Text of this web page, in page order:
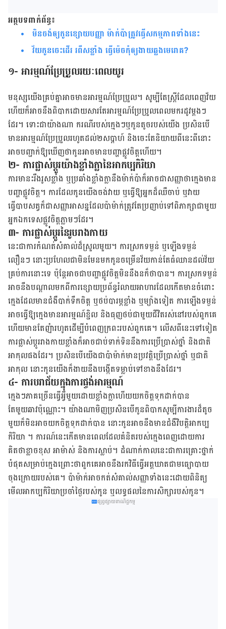
អត្ថបទពាក់ព័ន្ធ៖
មិនចង់ឲ្យកូនខ្សោយបញ្ញា ម៉ាក់ប៉ាត្រូវធ្វើសកម្មភាពទាំងនេះ
វ័យកូនចេះដើរ រពឹសខ្លាំង ធ្វើម៉េចកុំឲ្យងាយឆ្លងមេរោគ?
១- អារម្មណ៍ប្រែប្រួលរយៈពេលយូរ
មនុស្ស​យើង​គ្រប់គ្នាអាចមានអារម្មណ៍ប្រែប្រួល។ សូម្បីតែស្ត្រីដែលពេញវ័យ
ហើយក៏អាចនឹងពិបាកដោយសារតែអារម្មណ៍ប្រែប្រួលពេលមករដូវម្ដងៗ
ដែរ។ ទោះជាយ៉ាងណា ករណីរបស់ក្មេងៗឬកូនតូចរបស់​យើង​ ប្រសិនបើ
មានអារម្មណ៍ប្រែប្រួលរហូត​ដល់​២សប្តាហ៍ និងចេះតែនិយាយពីនេះពីនោះ
អាចបញ្ជាក់ឱ្យឃើញថាកូន​អាច​មានបញ្ហាផ្លូវចិត្តហើយ។
២- ការផ្លាស់ប្តូរយ៉ាងខ្លាំងក្លានៃអាកប្បកិរិយា
ការមានះរឹងរូសខ្លាំង ឬប្រឆាំងខ្លាំងក្លានឹង​ម៉ាក់ប៉ា​ក៏​អាចជាសញ្ញាថាក្មេងមាន
បញ្ហាផ្លូវចិត្ត។ ការដែលកូន​យើង​ចង់វាយ ឬធ្វើឱ្យអ្នកដ៏ឈឺចាប់ ឬវាយ
ធ្វើបាបសត្វក៏ជាសញ្ញាអាសន្នដែលប៉ាម៉ាក់​ត្រូវតែប្រញាប់ទៅពិភាក្សាជាមួយ
អ្នកឯកទេសផ្លូវចិត្តភ្លាមៗដែរ។
៣- ការផ្លាស់ប្តូរនៃរូបរាងកាយ
នេះជាការកំណត់សំគាល់ដ៏ស្រួលមួយ។ ការស្រកទម្ងន់ ឬឡើងទម្ងន់​
លឿនៗ នោះប្រហែលជាមិនមែនមកកូន​ចម្រើន​វ័យ​កាន់​តែ​ធំឈាន​ដល់​វ័យ​
គ្រប់ការ​នោះទេ ប៉ុន្តែអាចជាបញ្ហាផ្លូវចិត្តមិននឹងនក៏ថាបាន។ ការស្រកទម្ងន់
អាចនឹងបណ្តាលមកពីការខ្សោយប្រព័ន្ធរំលាយអាហារដែលកើតមានចំពោះ
ក្មេងដែលមានជំងឺបាក់ទឹកចិត្ត ឬថប់បារម្ភខ្លាំង ឬម្យ៉ាងទៀត ការឡើងទម្ងន់
អាចធ្វើឱ្យក្មេងមានអារម្មណ៍ខ្ជិល និងធុញថប់ជាមួយជីវិតរស់នៅរបស់ពួកគេ
ហើយមានតែញំុារហូតដើម្បីបំពេញក្រពះរបស់ពួកគេ។ លើសពីនេះទៅទៀត
ការផ្លាស់ប្តូររាងកាយខ្លាំងក៏អាចជាប់ទាក់ទិននឹងការប្រើប្រាស់ថ្នាំ និងជាតិ
អាកុលផងដែរ។ ប្រសិនបើយើង​ជា​ប៉ាម៉ាក់​មានប្រវត្តិប្រើប្រាស់ថ្នាំ ឬជាតិ
អាកុល នោះកូន​យើង​ក៏​ងាយនឹងបង្កើតទម្លាប់ទៅខាងនឹងដែរ។
៤- ការបរាជ័យក្នុងការផ្ចង់អារម្មណ៍
ក្មេងៗភាគច្រើនធ្វើអ្វីមួយដោយខ្លាំងក្លាហើយយកចិត្តទុកដាក់បាន
តែមួយឆាវប៉ុណ្ណោះ។ យ៉ាងណាមិញប្រសិនបើកូនពិបាកសូម្បីការងារដ៏តូច
មួយក៏មិនអាចយកចិត្តទុកដាក់បាន នោះកូនអាចនឹងមានជំងឺវិបត្តិអាកប្ប
កិរិយា⁣ ។ ការណ៍នេះកើតមានពេលដែលគំនិតរបស់ក្មេងពេញដោយការ
គិតថាខ្លាចខុស អាម៉ាស់ និងការស្លាប់។ ដំណាក់កាលនេះជាការគ្រោះថ្នាក់
បំផុតសម្រាប់​ក្មេងព្រោះថាពួកគេអាចនឹងរកវិធីធ្វើអត្តឃាតជាមធ្យោបាយ
ចុងក្រោយរបស់គេ។ ប៉ាម៉ាក់​អាចកត់សំគាល់សញ្ញាទាំងនេះ​ដោយពិនិត្យ
មើលអាកប្បកិរិយាប្រចាំថ្ងៃរបស់កូន​ ឬលទ្ធផលនៃការសិក្សារបស់កូន។
ផ្សព្វផ្សាយពាណិជ្ជកម្ម